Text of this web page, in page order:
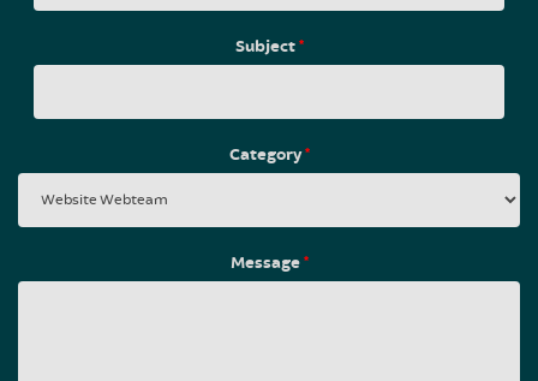
Subject*
Category*
Message*